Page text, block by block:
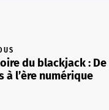
du blackjack : De
à l’ère numérique